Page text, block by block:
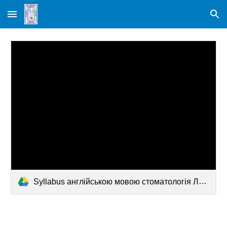
Skip to main content Skip to navigation
Syllabus англійською мовою стоматологія ЛОР 2025 з підпис (1).pdf